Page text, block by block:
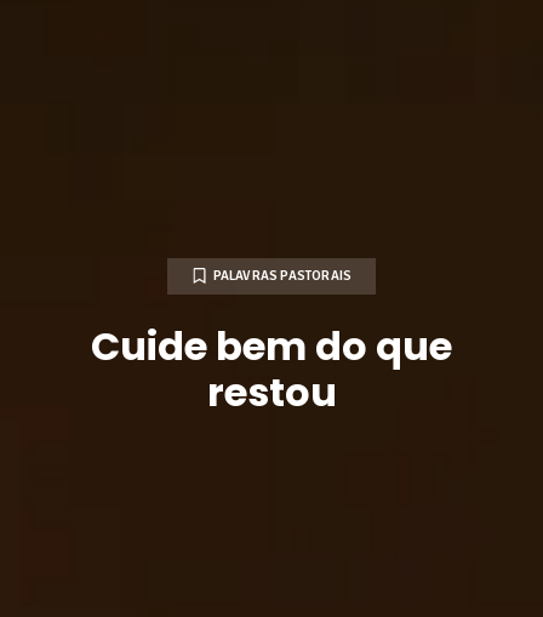
PALAVRAS PASTORAIS
Cuide bem do que
restou